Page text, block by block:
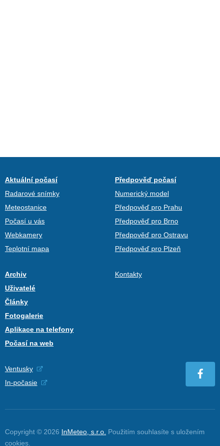
Aktuální počasí
Radarové snímky
Meteostanice
Počasí u vás
Webkamery
Teplotní mapa
Předpověď počasí
Numerický model
Předpověď pro Prahu
Předpověď pro Brno
Předpověď pro Ostravu
Předpověď pro Plzeň
Archiv
Uživatelé
Články
Fotogalerie
Aplikace na telefony
Počasí na web
Kontakty
Ventusky
In-počasie
Copyright © 2026 InMeteo, s.r.o. Použitím souhlasíte s uložením
cookies